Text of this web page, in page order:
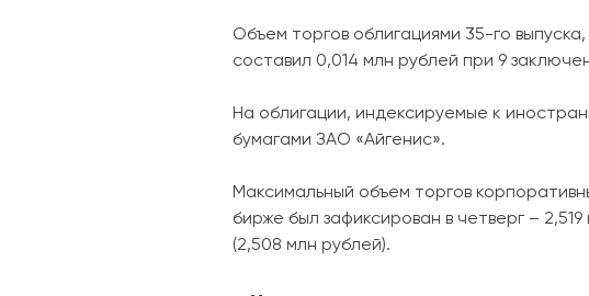
Объем торгов облигациями 35-го
составил 0,014 млн рублей при 9
На облигации, индексируемые к
бумагами ЗАО «Айгенис».
Максимальный объем торгов
бирже был зафиксирован в четверг –
(2,508 млн рублей).